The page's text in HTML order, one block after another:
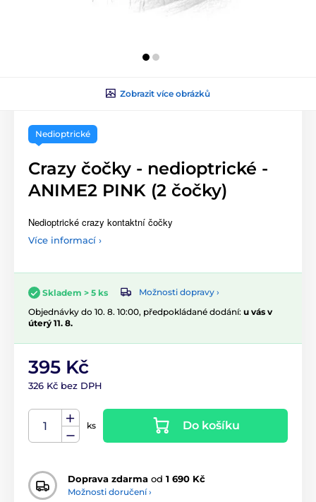
Zobrazit více obrázků
Nedioptrické
Crazy čočky - nedioptrické -
ANIME2 PINK (2 čočky)
Nedioptrické crazy kontaktní čočky
Více informací ›
Skladem > 5 ks
Možnosti dopravy ›
Objednávky do 10. 8. 10:00, předpokládané dodání: u vás v
úterý 11. 8.
395 Kč
326 Kč bez DPH
ks Do košíku
Doprava zdarma od 1 690 Kč
Možnosti doručení ›